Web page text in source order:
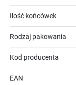
Ilość końcówek
Rodzaj pakowania
Kod producenta
EAN